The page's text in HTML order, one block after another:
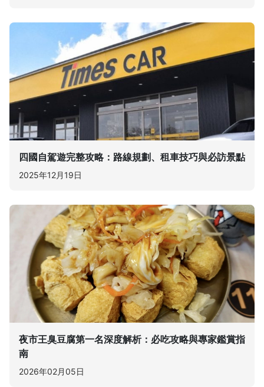
四國自駕遊完整攻略：路線規劃、租車技巧與必訪景點
2025年12月19日
夜市王臭豆腐第一名深度解析：必吃攻略與專家鑑賞指
南
2026年02月05日